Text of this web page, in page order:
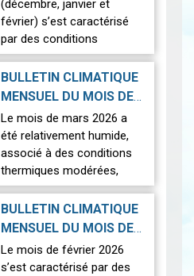
(décembre, janvier et
février) s’est caractérisé
par des conditions
climatiques contrastées
sur l’ensemble du territoire.
La saison a été marquée
BULLETIN CLIMATIQUE
MENSUEL DU MOIS DE
MARS 2026|2026-04-17
Le mois de mars 2026 a
été relativement humide,
associé à des conditions
thermiques modérées,
caractérisées par un
contraste entre des
journées légèrement plus
BULLETIN CLIMATIQUE
MENSUEL DU MOIS DE
FÉVRIER 2026|
2026-03-16
Le mois de février 2026
s’est caractérisé par des